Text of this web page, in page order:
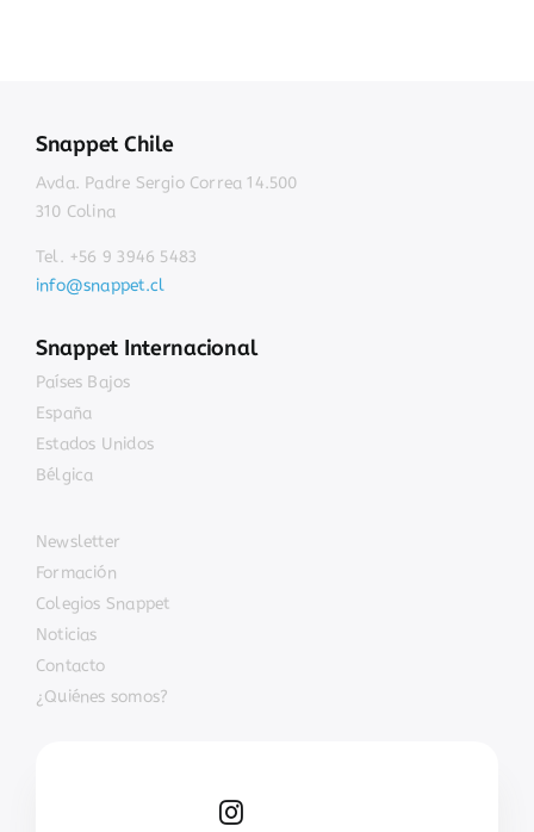
Snappet Chile
Avda. Padre Sergio Correa 14.500
310 Colina
Tel. +56 9 3946 5483
info@snappet.cl
Snappet Internacional
Países Bajos
España
Estados Unidos
Bélgica
Newsletter
Formación
Colegios Snappet
Noticias
Contacto
¿Quiénes somos?